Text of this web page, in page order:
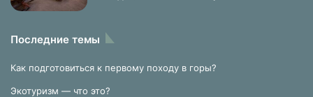
Последние темы
Как подготовиться к первому походу в горы?
Экотуризм — что это?